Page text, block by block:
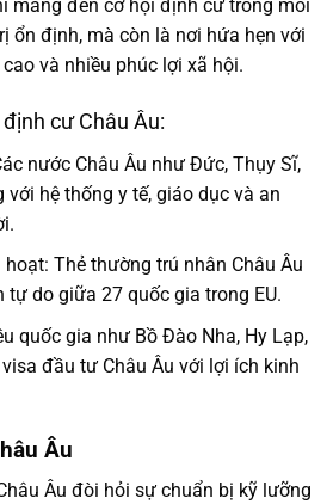
mang đến cơ hội định cư trong môi
ổn định, mà còn là nơi hứa hẹn với
và nhiều phúc lợi xã hội.
cư Châu Âu:
nước Châu Âu như Đức, Thụy Sĩ,
hệ thống y tế, giáo dục và an
Thẻ thường trú nhân Châu Âu
tự do giữa 27 quốc gia trong EU.
quốc gia như Bồ Đào Nha, Hy Lạp,
đầu tư Châu Âu với lợi ích kinh
Âu
Âu đòi hỏi sự chuẩn bị kỹ lưỡng